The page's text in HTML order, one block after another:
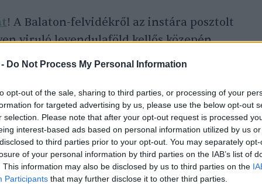
Do Not Process My Personal Information
opt-out of the sale, sharing to third parties, or processing of your
for targeted advertising by us, please use the below opt-out
selection. Please note that after your opt-out request is processed
interest-based ads based on personal information utilized by us
to third parties prior to your opt-out. You may separately
of your personal information by third parties on the IAB’s list of
This information may also be disclosed by us to third parties on the
Participants that may further disclose it to other third parties.
! A Balaton-felvidékről az instára posztolt
viruló levendulaföld kellős közepén
a népszerűsége, mivel amellett, hogy
Aztán ott egy másik haszonnövény,
szintén szemkápráztató, rikító
Sőt, akár fűszernövényeket, közülük is
s így illatban és színben gazdag